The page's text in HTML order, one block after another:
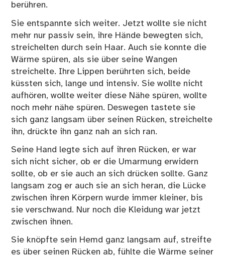
berühren.
Sie entspannte sich weiter. Jetzt wollte sie nicht
mehr nur passiv sein, ihre Hände bewegten sich,
streichelten durch sein Haar. Auch sie konnte die
Wärme spüren, als sie über seine Wangen
streichelte. Ihre Lippen berührten sich, beide
küssten sich, lange und intensiv. Sie wollte nicht
aufhören, wollte weiter diese Nähe spüren, wollte
noch mehr nähe spüren. Deswegen tastete sie
sich ganz langsam über seinen Rücken, streichelte
ihn, drückte ihn ganz nah an sich ran.
Seine Hand legte sich auf ihren Rücken, er war
sich nicht sicher, ob er die Umarmung erwidern
sollte, ob er sie auch an sich drücken sollte. Ganz
langsam zog er auch sie an sich heran, die Lücke
zwischen ihren Körpern wurde immer kleiner, bis
sie verschwand. Nur noch die Kleidung war jetzt
zwischen ihnen.
Sie knöpfte sein Hemd ganz langsam auf, streifte
es über seinen Rücken ab, fühlte die Wärme seiner